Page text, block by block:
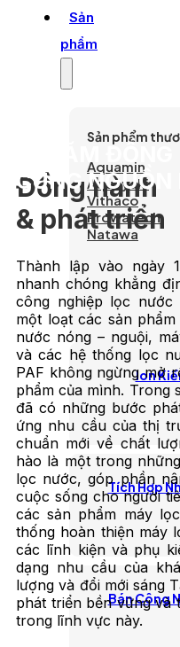
Sản
phẩm
Sản phẩm
Aquamin
Aquayaki
Vithaco
Prowatech
Natawa
lon
Tích Hợp
Bán Công
13 NĂM ĐỒNG
CÙNG NGUỒN
Đồng hành
& phát triển
Thành lập vào ngày
nhanh chóng khẳng
công nghiệp lọc nước
một loạt các sản
nước nóng – nguội,
và các hệ thống lọc
PAF không ngừng mở
phẩm của mình. Trong
đã có những bước
ứng nhu cầu của thị
chuẩn mới về chất
hào là một trong
lọc nước, góp phần
cuộc sống cho người
các sản phẩm máy
thống hoàn thiện máy
các lĩnh kiện và phụ
dạng nhu cầu của
lượng và đổi mới sáng
phát triển bền vững và
trong lĩnh vực này.